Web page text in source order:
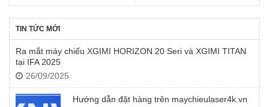
là:
11.890.000
TIN TỨC MỚI
Ra mắt máy chiếu XGIMI HORIZON 20 Seri và XGIMI TITAN
tại IFA 2025
26/09/2025
Hướng dẫn đặt hàng trên maychieulaser4k.vn